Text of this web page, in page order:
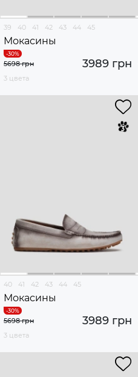
39 40 41 42 43 44 45
Мокасины
3989 грн
5698 грн
3 цвета
40 41 42 43 44 45
Мокасины
3989 грн
5698 грн
3 цвета